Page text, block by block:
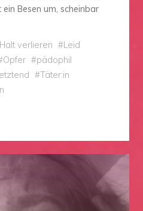
Besen um, scheinbar
Halt verlieren #Leid
Opfer #pädophil
#Täter:in